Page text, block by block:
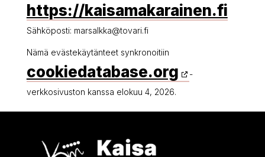
https://kaisamakarainen.fi
Sähköposti: marsalkka@tovari.fi
Nämä evästekäytänteet synkronoitiin
cookiedatabase.org
-
verkkosivuston kanssa elokuu 4, 2026.